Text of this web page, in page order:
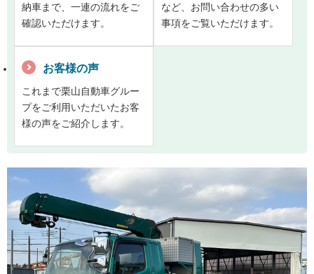
納車まで、一連の流れをご
確認いただけます。
など、お問い合わせの多い
事項をご覧いただけます。
お客様の声
これまで栗山自動車グルー
プをご利用いただいたお客
様の声をご紹介します。